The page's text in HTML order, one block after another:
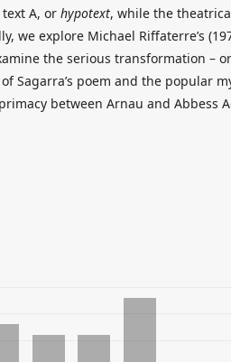
A, or hypotext, while the
we explore Michael Riffaterre’s
the serious transformation – or
Sagarra’s poem and the popular
between Arnau and Abbess